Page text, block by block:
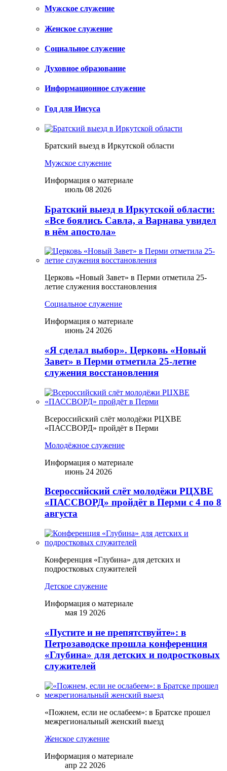
Мужское служение
Женское служение
Социальное служение
Духовное образование
Информационное служение
Год для Иисуса
Братский выезд в Иркутской области
Мужское служение
Информация о материале
июль 08 2026
Братский выезд в Иркутской области:
«Все боялись Савла, а Варнава увидел
в нём апостола»
Церковь «Новый Завет» в Перми отметила 25-
летие служения восстановления
Социальное служение
Информация о материале
июнь 24 2026
«Я сделал выбор». Церковь «Новый
Завет» в Перми отметила 25-летие
служения восстановления
Всероссийский слёт молодёжи РЦХВЕ
«ПАССВОРД» пройдёт в Перми
Молодёжное служение
Информация о материале
июнь 24 2026
Всероссийский слёт молодёжи РЦХВЕ
«ПАССВОРД» пройдёт в Перми с 4 по 8
августа
Конференция «Глубина» для детских и
подростковых служителей
Детское служение
Информация о материале
мая 19 2026
«Пустите и не препятствуйте»: в
Петрозаводске прошла конференция
«Глубина» для детских и подростковых
служителей
«Пожнем, если не ослабеем»: в Братске прошел
межрегиональный женский выезд
Женское служение
Информация о материале
апр 22 2026